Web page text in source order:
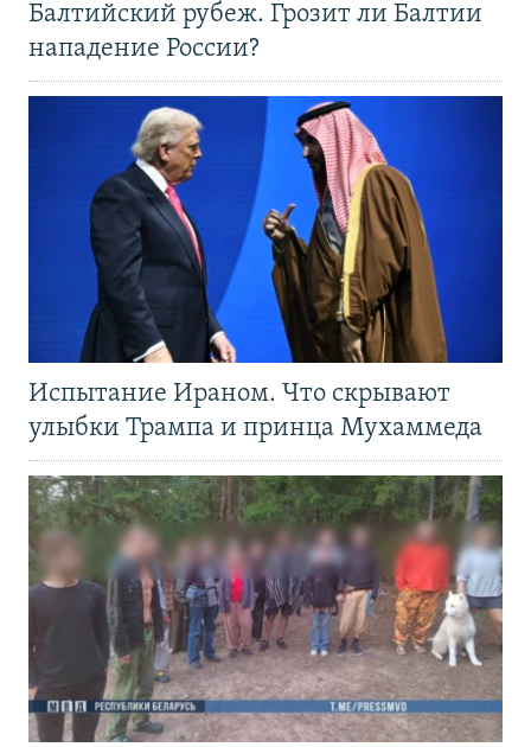
Балтийский рубеж. Грозит ли Балтии
нападение России?
Испытание Ираном. Что скрывают
улыбки Трампа и принца Мухаммеда